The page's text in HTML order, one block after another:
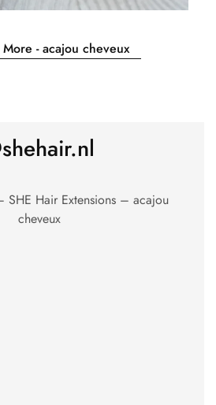
- acajou cheveux
Hair Extensions – acajou
cheveux